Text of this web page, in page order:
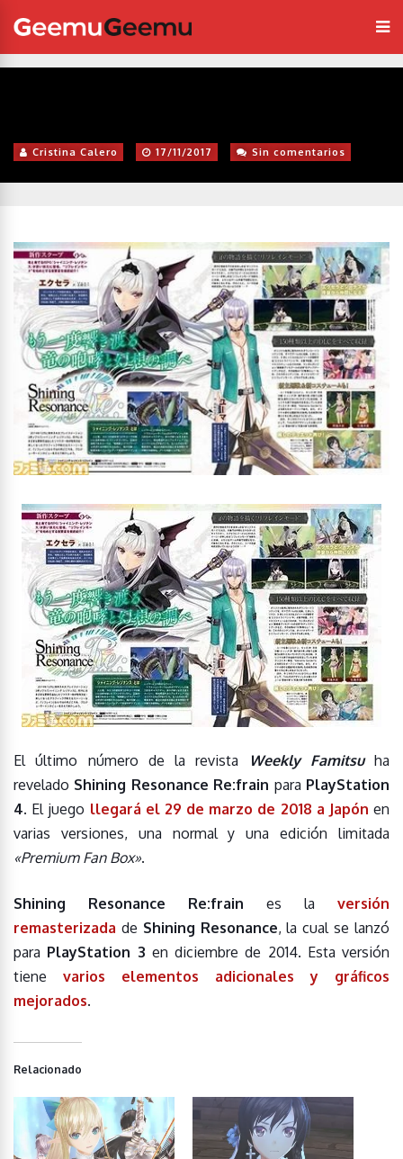
Cristina Calero 17/11/2017 Sin comentarios
El último número de la revista Weekly Famitsuha
revelado Shining Resonance Re:frain para PlayStation
4. El juego llegará el 29 de marzo de 2018 a Japón en
varias versiones, una normal y una edición limitada
«Premium Fan Box».
Shining Resonance Re:frain es la versión
remasterizada de Shining Resonance, la cual se lanzó
para PlayStation 3 en diciembre de 2014. Esta versión
tiene varios elementos adicionales y gráficos
mejorados.
Relacionado